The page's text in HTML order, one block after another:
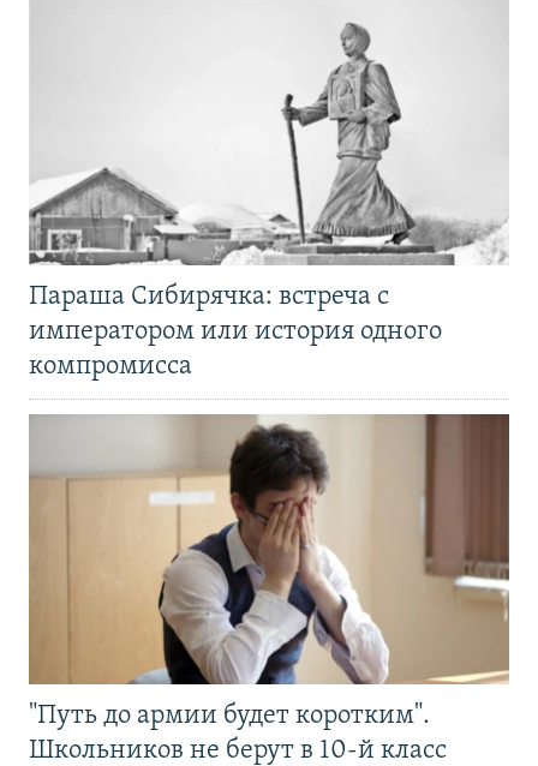
Параша Сибирячка: встреча с
императором или история одного
компромисса
"Путь до армии будет коротким".
Школьников не берут в 10-й класс